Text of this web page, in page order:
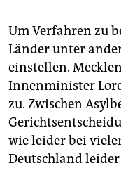
Um Verfahren zu
Länder unter
einstellen.
Innenminister
zu. Zwischen
wie leider bei
Deutschland leider